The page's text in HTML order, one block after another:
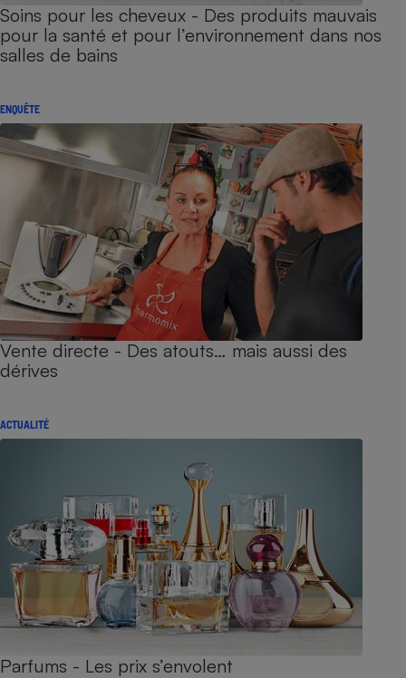
Soins pour les cheveux - Des produits mauvais
pour la santé et pour l’environnement dans nos
salles de bains
ENQUÊTE
Vente directe - Des atouts… mais aussi des
dérives
ACTUALITÉ
Parfums - Les prix s’envolent